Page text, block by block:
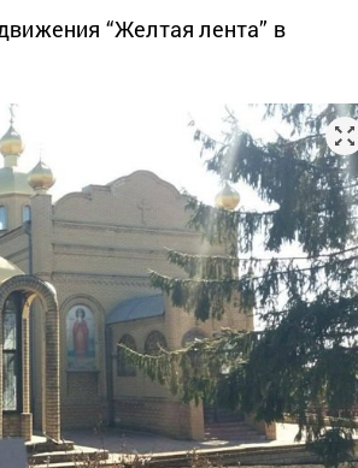
“Желтая лента” в